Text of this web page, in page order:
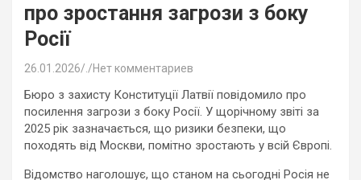
про зростання загрози з боку
Росії
26.01.2026 Нет комментариев
Бюро з захисту Конституції Латвії повідомило про
посилення загрози з боку Росії. У щорічному звіті за
2025 рік зазначається, що ризики безпеки, що
походять від Москви, помітно зростають у всій Європі.
Відомство наголошує, що станом на сьогодні Росія не